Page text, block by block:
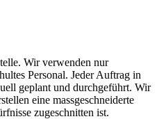
Wir verwenden nur
Personal. Jeder Auftrag in
geplant und durchgeführt. Wir
eine massgeschneiderte
zugeschnitten ist.